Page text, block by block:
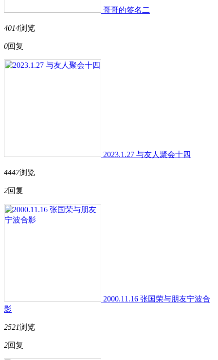
哥哥的签名二
4014浏览
0回复
2023.1.27 与友人聚会十四
4447浏览
2回复
2000.11.16 张国荣与朋友宁波合
影
2521浏览
2回复